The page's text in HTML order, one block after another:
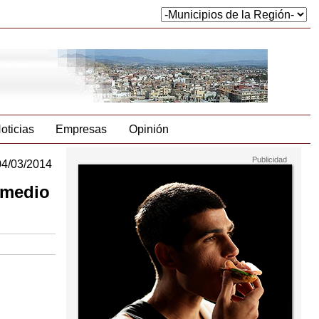
Empresas Opinión
03/2014